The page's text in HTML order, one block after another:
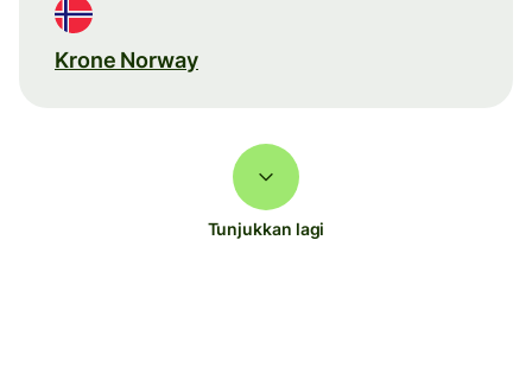
Krone Norway
Tunjukkan lagi